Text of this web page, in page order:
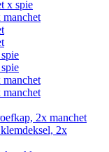
x spie
2x manchet
2x